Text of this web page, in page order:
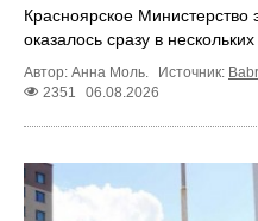
Красноярское Министерство
оказалось сразу в
Автор: Анна Моль. Источник:
2351
06.08.2026